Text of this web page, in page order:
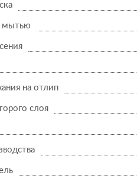
мытью
на отлип
слоя